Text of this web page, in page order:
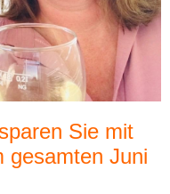
Sie mit
gesamten Juni